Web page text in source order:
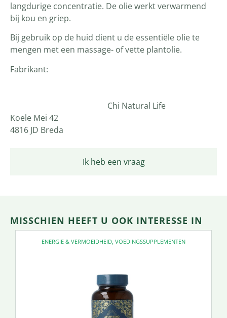
Ik heb een vraag
langdurige concentratie. De olie werkt verwarmend
bij kou en griep.
Bij gebruik op de huid dient u de essentiële olie te
mengen met een massage- of vette plantolie.
Fabrikant:
Chi Natural Life
Koele Mei 42
4816 JD Breda
MISSCHIEN HEEFT U OOK INTERESSE IN
ENERGIE & VERMOEIDHEID, VOEDINGSSUPPLEMENTEN